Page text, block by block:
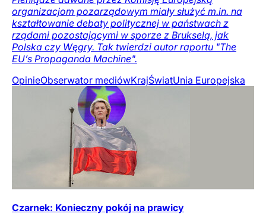
organizacjom pozarządowym miały służyć m.in. na
kształtowanie debaty politycznej w państwach z
rządami pozostającymi w sporze z Brukselą, jak
Polska czy Węgry. Tak twierdzi autor raportu "The
EU’s Propaganda Machine".
OpinieObserwator mediówKrajŚwiatUnia Europejska
Czarnek: Konieczny pokój na prawicy